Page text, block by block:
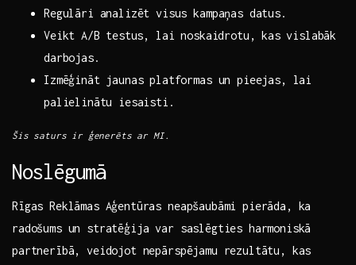
Regulāri analizēt visus kampaņas ​datus.
Veikt ⁣A/B testus, lai noskaidrotu, kas ⁣vislabāk
darbojas.
Izmēģināt jaunas platformas un pieejas, lai
palielinātu ‍iesaisti.
Šis saturs​ ir ģenerēts ar ‍MI.
Noslēgumā
Rīgas Reklāmas Aģentūras neapšaubāmi pierāda, ka
radošums un stratēģija var saslēgties harmoniskā
partnerībā, ‌veidojot nepārspējamu rezultātu, kas